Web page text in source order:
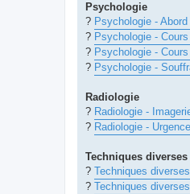
Psychologie
? Psychologie -
? Psychologie -
? Psychologie -
? Psychologie -
Radiologie
? Radiologie -
? Radiologie -
Techniques diverses
? Techniques
? Techniques